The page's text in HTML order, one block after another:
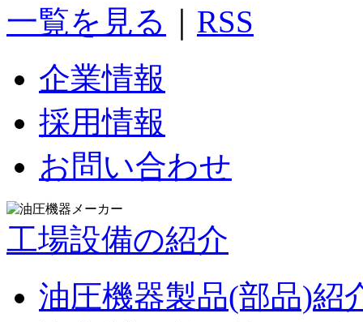
一覧を見る
RSS
企業情報
採用情報
お問い合わせ
工場設備の紹介
油圧機器製品(部品)紹